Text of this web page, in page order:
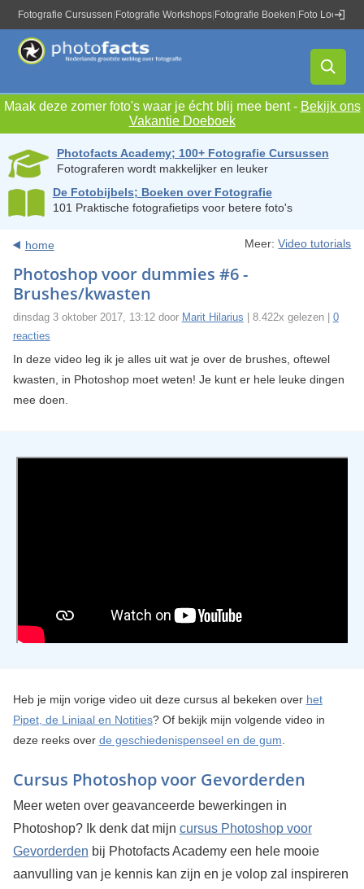
Fotografie Cursussen Fotografie Workshops Fotografie Boeken Foto Locaties
Maak deze zomer foto's waar je écht blij mee bent - Bekijk ons
Vakantie Doeboek
Photofacts Academy; 100+ Fotografie Cursussen
Fotograferen wordt makkelijker en leuker
De Fotobijbels; Boeken over Fotografie
101 Praktische fotografietips voor betere foto's
home Meer:Video tutorials
Photoshop voor dummies #6 -
Brushes/kwasten
dinsdag 3 oktober 2017, 13:12 door Marit Hilarius | 8.422x gelezen | 0
reacties
In deze video leg ik je alles uit wat je over de brushes, oftewel
kwasten, in Photoshop moet weten! Je kunt er hele leuke dingen
mee doen.
Heb je mijn vorige video uit deze cursus al bekeken over het
Pipet, de Liniaal en Notities? Of bekijk mijn volgende video in
deze reeks over de geschiedenispenseel en de gum.
Cursus Photoshop voor Gevorderden
Meer weten over geavanceerde bewerkingen in
Photoshop? Ik denk dat mijn cursus Photoshop voor
Gevorderden bij Photofacts Academy een hele mooie
aanvulling van je kennis kan zijn en je volop zal inspireren